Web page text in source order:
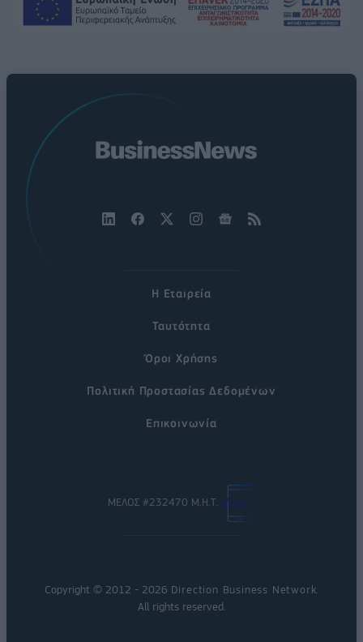
Η Εταιρεία
Ταυτότητα
Όροι Χρήσης
Πολιτική Προστασίας Δεδομένων
Επικοινωνία
ΜΕΛΟΣ #232470 Μ.Η.Τ.
Copyright © 2012 - 2026 Direction Business Network.
All rights reserved.